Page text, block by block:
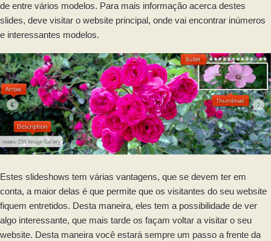
de entre vários modelos. Para mais informação acerca destes
slides, deve visitar o website principal, onde vai encontrar inúmeros
e interessantes modelos.
Estes slideshows tem várias vantagens, que se devem ter em
conta, a maior delas é que permite que os visitantes do seu website
fiquem entretidos. Desta maneira, eles tem a possibilidade de ver
algo interessante, que mais tarde os façam voltar a visitar o seu
website. Desta maneira você estará sempre um passo a frente da